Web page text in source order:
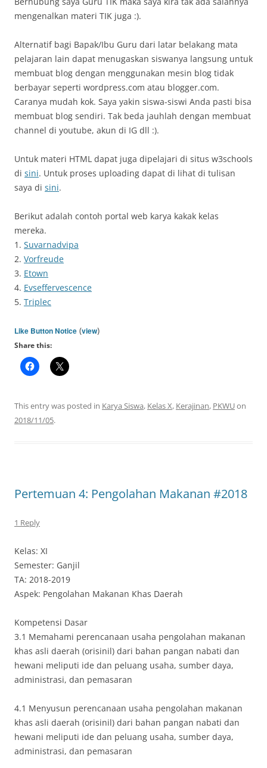
mengenalkan materi TIK juga :).
Alternatif bagi Bapak/Ibu Guru dari latar belakang mata
pelajaran lain dapat menugaskan siswanya langsung untuk
membuat blog dengan menggunakan mesin blog tidak
berbayar seperti wordpress.com atau blogger.com.
Caranya mudah kok. Saya yakin siswa-siswi Anda pasti bisa
membuat blog sendiri. Tak beda jauhlah dengan membuat
channel di youtube, akun di IG dll :).
Untuk materi HTML dapat juga dipelajari di situs w3schools
di sini. Untuk proses uploading dapat di lihat di tulisan
saya di sini.
Berikut adalah contoh portal web karya kakak kelas
mereka.
1. Suvarnadvipa
2. Vorfreude
3. Etown
4. Evseffervescence
5. Triplec
Like Button Notice (view)
Share this:
This entry was posted in Karya Siswa, Kelas X, Kerajinan, PKWUon
2018/11/05.
Pertemuan 4: Pengolahan Makanan #2018
1 Reply
Kelas: XI
Semester: Ganjil
TA: 2018-2019
Aspek: Pengolahan Makanan Khas Daerah
Kompetensi Dasar
3.1 Memahami perencanaan usaha pengolahan makanan
khas asli daerah (orisinil) dari bahan pangan nabati dan
hewani meliputi ide dan peluang usaha, sumber daya,
administrasi, dan pemasaran
4.1 Menyusun perencanaan usaha pengolahan makanan
khas asli daerah (orisinil) dari bahan pangan nabati dan
hewani meliputi ide dan peluang usaha, sumber daya,
administrasi, dan pemasaran